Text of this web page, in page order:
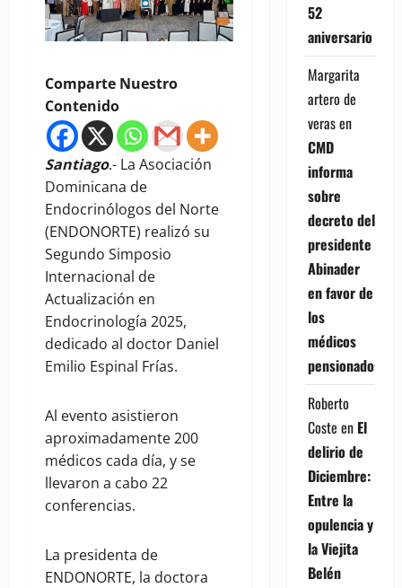
Comparte Nuestro
Contenido
Santiago.- La Asociación
Dominicana de
Endocrinólogos del Norte
(ENDONORTE) realizó su
Segundo Simposio
Internacional de
Actualización en
Endocrinología 2025,
dedicado al doctor Daniel
Emilio Espinal Frías.
Al evento asistieron
aproximadamente 200
médicos cada día, y se
llevaron a cabo 22
conferencias.
La presidenta de
ENDONORTE, la doctora
52
aniversario
Margarita
artero de
verasen
CMD
informa
sobre
decreto del
presidente
Abinader
en favor de
los
médicos
pensionados
Roberto
Coste en El
delirio de
Diciembre:
Entre la
opulencia y
la Viejita
Belén